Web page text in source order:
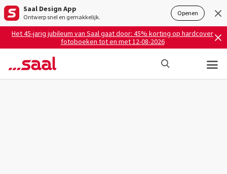
Saal Design App
Ontwerp snel en gemakkelijk. Openen
Het 45-jarig jubileum van Saal gaat door: 45% korting op hardcover
fotoboeken tot en met 12-08-2026